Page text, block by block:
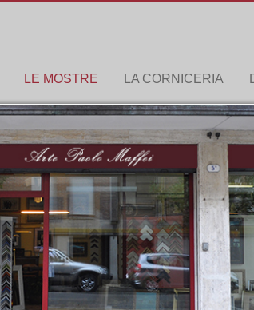
LE MOSTRE LA CORNICERIA